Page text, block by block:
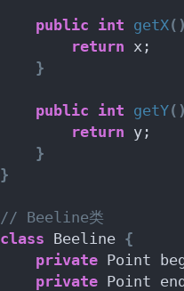
public int getX()
return x;
}
public int getY()
return y;
}
}
// Beeline类
class Beeline {
private Point
private Point